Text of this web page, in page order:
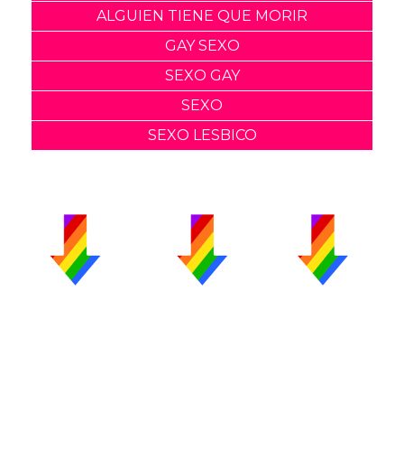
ALGUIEN TIENE QUE MORIR
GAY SEXO
SEXO GAY
SEXO
SEXO LESBICO